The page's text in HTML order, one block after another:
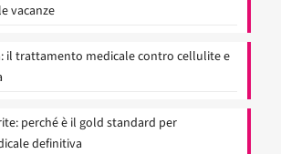
vacanze
il trattamento medicale contro cellulite e
perché è il gold standard per
definitiva